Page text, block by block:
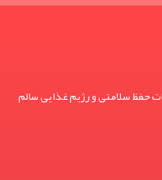
حفظ سلامتی و رژیم غذایی سالم